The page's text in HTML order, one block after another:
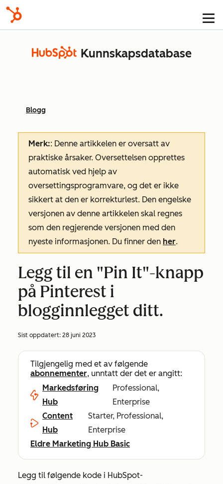
Kunnskapsdatabase
Blogg
Merk:: Denne artikkelen er oversatt av
praktiske årsaker. Oversettelsen opprettes
automatisk ved hjelp av
oversettingsprogramvare, og det er ikke
sikkert at den er korrekturlest. Den engelske
versjonen av denne artikkelen skal regnes
som den regjerende versjonen med den
nyeste informasjonen. Du finner den her.
Legg til en "Pin It"-knapp
på Pinterest i
blogginnlegget ditt.
Sist oppdatert: 28 juni 2023
Tilgjengelig med et av følgende
abonnementer, unntatt der det er angitt:
Markedsføring
Hub
Professional,
Enterprise
Content
Hub
Starter, Professional,
Enterprise
Eldre Marketing Hub Basic
Legg til følgende kode i HubSpot-